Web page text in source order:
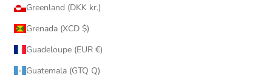
Greenland (DKK kr.)
Grenada (XCD $)
Guadeloupe (EUR €)
Guatemala (GTQ Q)